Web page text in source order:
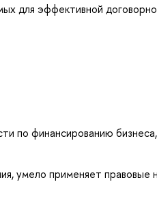
для эффективной
по финансированию бизнеса,
умело применяет правовые